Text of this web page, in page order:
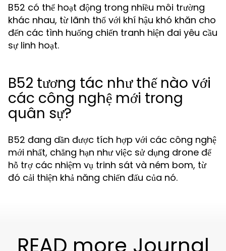
B52 có thể hoạt động trong nhiều môi trường
khác nhau, từ lãnh thổ với khí hậu khó khăn cho
đến các tình huống chiến tranh hiện đai yêu cầu
sự linh hoạt.
B52 tương tác như thế nào với
các công nghệ mới trong
quân sự?
B52 đang dần được tích hợp với các công nghệ
mới nhất, chẳng hạn như việc sử dụng drone để
hỗ trợ các nhiệm vụ trinh sát và ném bom, từ
đó cải thiện khả năng chiến đấu của nó.